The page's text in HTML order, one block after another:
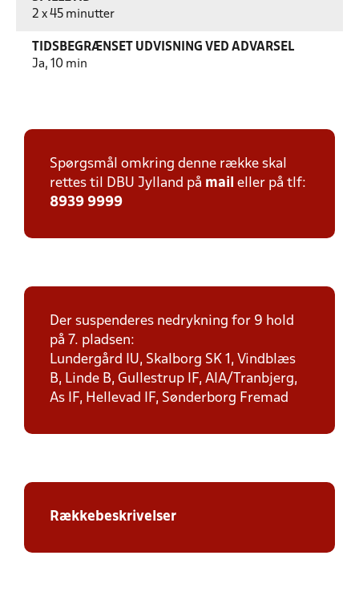
2 x 45 minutter
TIDSBEGRÆNSET UDVISNING VED ADVARSEL
Ja, 10 min
Spørgsmål omkring denne række skal
rettes til DBU Jylland på mail eller på tlf:
8939 9999
Der suspenderes nedrykning for 9 hold
på 7. pladsen:
Lundergård IU, Skalborg SK 1, Vindblæs
B, Linde B, Gullestrup IF, AIA/Tranbjerg,
As IF, Hellevad IF, Sønderborg Fremad
Rækkebeskrivelser